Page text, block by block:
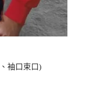
袖口束口)